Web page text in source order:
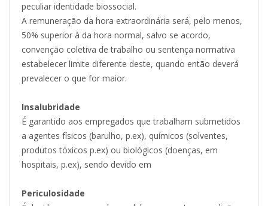
peculiar identidade biossocial.
A remuneração da hora extraordinária será, pelo menos,
50% superior à da hora normal, salvo se acordo,
convenção coletiva de trabalho ou sentença normativa
estabelecer limite diferente deste, quando então deverá
prevalecer o que for maior.
Insalubridade
É garantido aos empregados que trabalham submetidos
a agentes físicos (barulho, p.ex), químicos (solventes,
produtos tóxicos p.ex) ou biológicos (doenças, em
hospitais, p.ex), sendo devido em
Periculosidade